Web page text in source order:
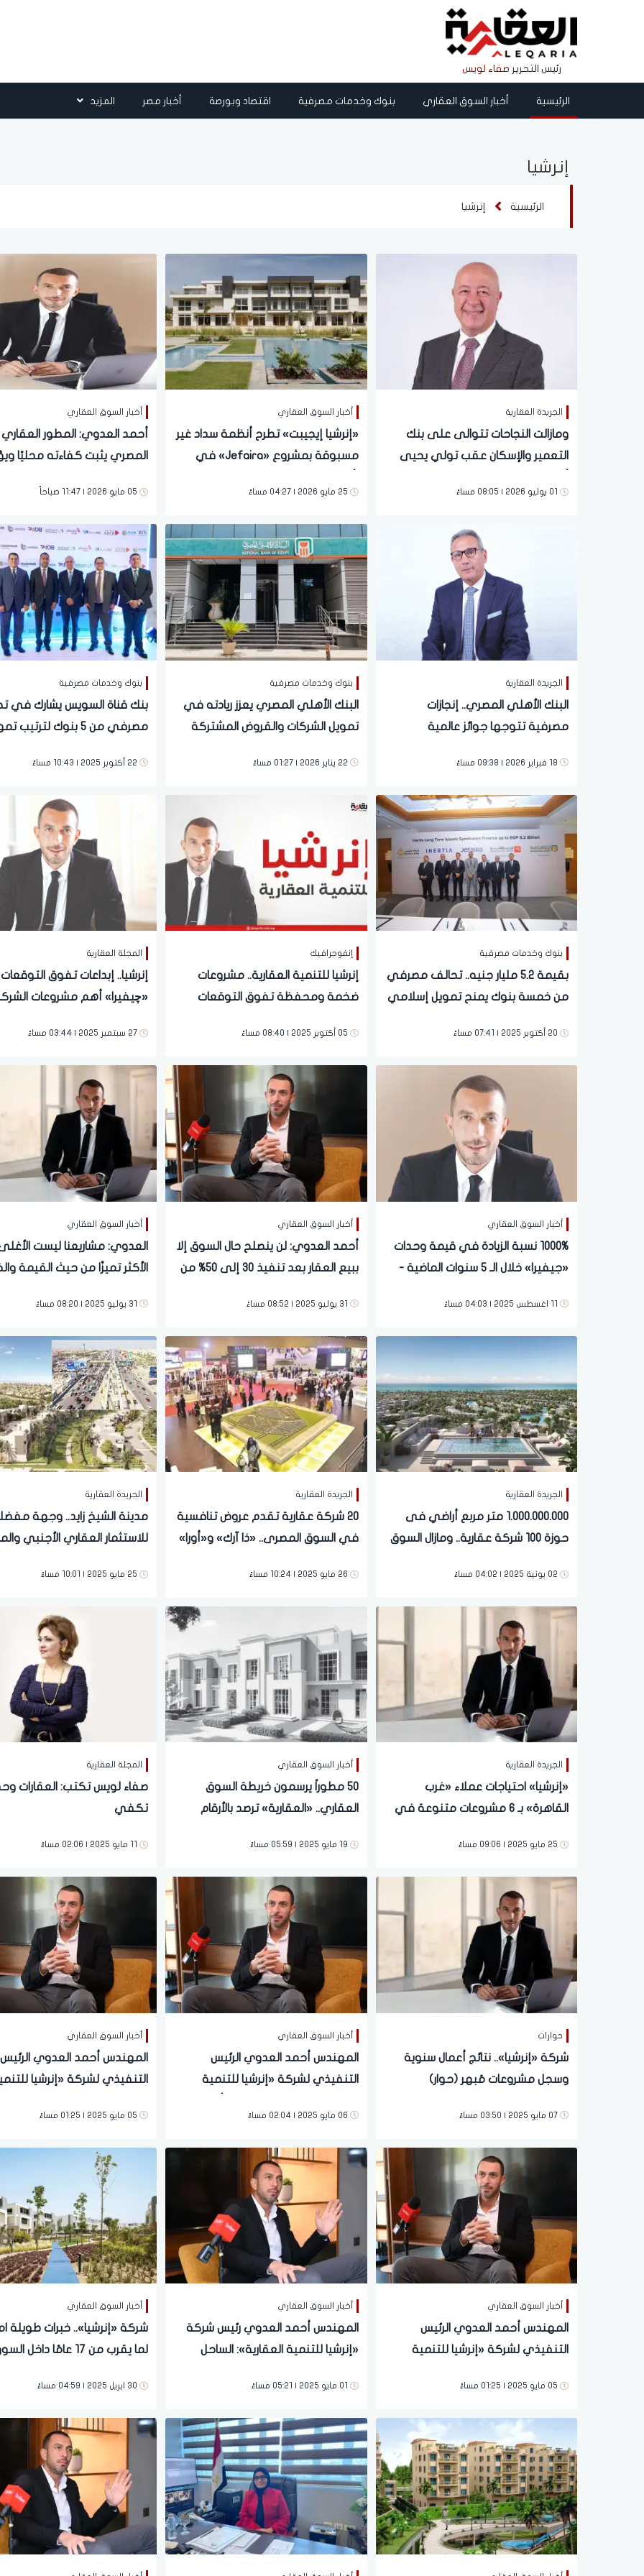
رئيس التحرير صفاء لويس
الرئيسية أخبار السوق العقاري بنوك وخدمات مصرفية اقتصاد وبورصة أخبار مصر المزيد
إنرشيا
الرئيسية إنرشيا
الجريدة العقارية
ومازالت النجاحات تتوالى على بنك
التعمير والإسكان عقب تولي يحيى
01 يوليو 2026 | 08:05 مساءً
أخبار السوق العقاري
«إنرشيا إيجيبت» تطرح أنظمة سداد غير
مسبوقة بمشروع «Jefaira» في
حتى 10 سنوات
25 مايو 2026 | 04:27 مساءً
أخبار السوق العقاري
أحمد العدوي: المطور العقاري
المصري يثبت كفاءته محليًا
05 مايو 2026 | 11:47 صباحاً
الجريدة العقارية
البنك الأهلي المصري.. إنجازات
مصرفية تتوجها جوائز عالمية
18 فبراير 2026 | 09:38 مساءً
بنوك وخدمات مصرفية
البنك الأهلي المصري يعزز ريادته في
تمويل الشركات والقروض المشتركة
ومبادرات قوية في التمويل المستدام
22 يناير 2026 | 01:27 مساءً
بنوك وخدمات مصرفية
بنك قناة السويس يشارك في
مصرفي من 5 بنوك لترتيب
لصالح مشروع جيفيرا برأس
22 أكتوبر 2025 | 10:43 مساءً
بنوك وخدمات مصرفية
بقيمة 5.2 مليار جنيه.. تحالف مصرفي
من خمسة بنوك يمنح تمويل إسلامي
20 أكتوبر 2025 | 07:41 مساءً
إنفوجرافيك
إنرشيا للتنمية العقارية.. مشروعات
ضخمة ومحفظة تفوق التوقعات
05 أكتوبر 2025 | 08:40 مساءً
المجلة العقارية
إنرشيا.. إبداعات تفوق
«چيفيرا» أهم مشروعات
يتميز بتصميمات ووحدات
27 سبتمبر 2025 | 03:44 مساءً
أخبار السوق العقاري
1000% نسبة الزيادة في قيمة وحدات
«جيفيرا» خلال الـ 5 سنوات الماضية -
11 اغسطس 2025 | 04:03 مساءً
أخبار السوق العقاري
أحمد العدوي: لن ينصلح حال السوق إلا
ببيع العقار بعد تنفيذ 30 إلى 50% من
31 يوليو 2025 | 08:52 مساءً
أخبار السوق العقاري
العدوي: مشاريعنا ليست
الأكثر تميزًا من حيث القيمة
31 يوليو 2025 | 08:20 مساءً
الجريدة العقارية
1.000.000.000 متر مربع أراضي فى
حوزة 100 شركة عقارية.. ومازال السوق
02 يونية 2025 | 04:02 مساءً
الجريدة العقارية
20 شركة عقارية تقدم عروض تنافسية
في السوق المصرى.. «ذا آرك» و«أورا»
دجلة» الأقوى
26 مايو 2025 | 10:24 مساءً
الجريدة العقارية
مدينة الشيخ زايد.. وجهة
للاستثمار العقاري الأجنبي
25 مايو 2025 | 10:01 مساءً
الجريدة العقارية
«إنرشيا» احتياجات عملاء «غرب
القاهرة» بـ 6 مشروعات متنوعة في
25 مايو 2025 | 09:06 مساءً
أخبار السوق العقاري
50 مطوراً يرسمون خريطة السوق
العقاري.. «العقارية» ترصد بالأرقام
في الاستثمار العقاري
19 مايو 2025 | 05:59 مساءً
المجلة العقارية
صفاء لويس تكتب: العقارات
تكفي
حوارات
شركة «إنرشيا».. نتائج أعمال سنوية
وسجل مشروعات مُبهر (حوار)
07 مايو 2025 | 03:50 مساءً
أخبار السوق العقاري
المهندس أحمد العدوي الرئيس
التنفيذي لشركة «إنرشيا للتنمية
100% من مستهدفاتنا عام 2024
06 مايو 2025 | 02:04 مساءً
أخبار السوق العقاري
المهندس أحمد العدوي الرئيس
التنفيذي لشركة «إنرشيا
مرحلة جديدة من مشروع
05 مايو 2025 | 01:25 مساءً
أخبار السوق العقاري
المهندس أحمد العدوي الرئيس
التنفيذي لشركة «إنرشيا للتنمية
مرحلة جديدة من مشروع «چيفيرا»
05 مايو 2025 | 01:25 مساءً
أخبار السوق العقاري
المهندس أحمد العدوي رئيس شركة
«إنرشيا للتنمية العقارية»: الساحل
الفندقية
01 مايو 2025 | 05:21 مساءً
أخبار السوق العقاري
شركة «إنرشيا».. خبرات طويلة
لما يقرب من 17 عامًا داخل
30 ابريل 2025 | 04:59 مساءً